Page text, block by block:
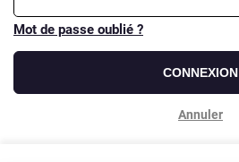
Mot de passe oublié ?
CONNEXION
Annuler